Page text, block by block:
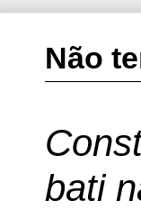
Não
bati